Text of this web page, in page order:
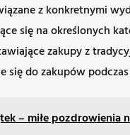
z konkretnymi
się na określonych
zakupy z
się do zakupów
– miłe pozdrowienia